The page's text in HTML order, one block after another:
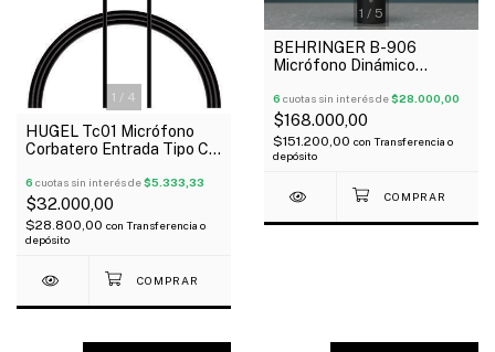
1 / 4
HUGEL Tc01 Micrófono
Corbatero Entrada Tipo C
Oferta!
6 cuotas sin interés de$5.333,33
$32.000,00
$28.800,00 con Transferencia o
depósito
1 / 5
BEHRINGER B-906
Micrófono Dinámico
Estudio Y Escenarios
6 cuotas sin interés de$28.000,00
$168.000,00
$151.200,00 con Transferencia o
depósito